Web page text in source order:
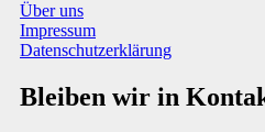
Über uns
Impressum
Datenschutzerklärung
Bleiben wir in